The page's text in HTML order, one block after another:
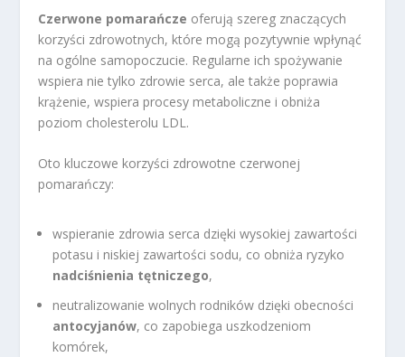
Czerwone pomarańcze oferują szereg znaczących
korzyści zdrowotnych, które mogą pozytywnie wpłynąć
na ogólne samopoczucie. Regularne ich spożywanie
wspiera nie tylko zdrowie serca, ale także poprawia
krążenie, wspiera procesy metaboliczne i obniża
poziom cholesterolu LDL.
Oto kluczowe korzyści zdrowotne czerwonej
pomarańczy:
wspieranie zdrowia serca dzięki wysokiej zawartości
potasu i niskiej zawartości sodu, co obniża ryzyko
nadciśnienia tętniczego,
neutralizowanie wolnych rodników dzięki obecności
antocyjanów, co zapobiega uszkodzeniom
komórek,